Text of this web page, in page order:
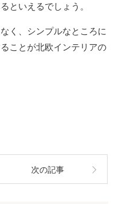
といえるでしょう。
く、シンプルなところに
ことが北欧インテリアの
次の記事